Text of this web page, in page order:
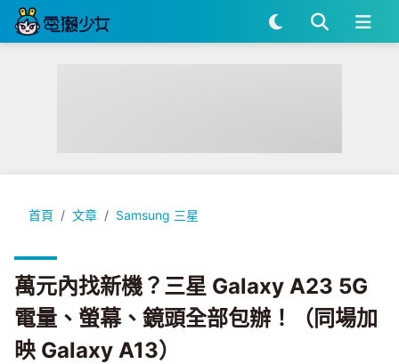
首頁 文章 Samsung 三星
萬元內找新機？三星 Galaxy A23 5G 電量、螢幕、鏡頭全部包
萬元內找新機？三星 Galaxy A23 5G
電量、螢幕、鏡頭全部包辦！（同場加
映 Galaxy A13）